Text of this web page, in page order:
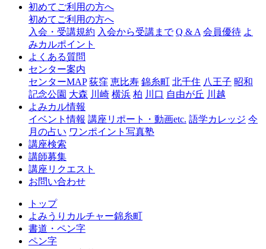
ャ
糸
初めてご利用の方へ
初めてご利用の方へ
入会・受講規約 入会から受講まで Q & A 会員優待 よ
みカルポイント
よくある質問
センター案内
センターMAP 荻窪 恵比寿 錦糸町 北千住 八王子 昭和
記念公園 大森 川崎 横浜 柏 川口 自由が丘 川越
よみカル情報
イベント情報 講座リポート・動画etc. 語学カレッジ 今
月の占い ワンポイント写真塾
講座検索
講師募集
講座リクエスト
お問い合わせ
トップ
よみうりカルチャー錦糸町
書道・ペン字
ペン字